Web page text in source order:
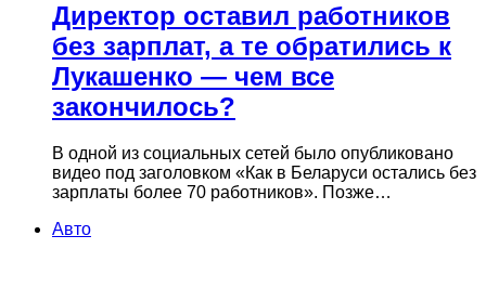
Директор оставил работников
без зарплат, а те обратились к
Лукашенко — чем все
закончилось?
В одной из социальных сетей было опубликовано
видео под заголовком «Как в Беларуси остались без
зарплаты более 70 работников». Позже…
Авто